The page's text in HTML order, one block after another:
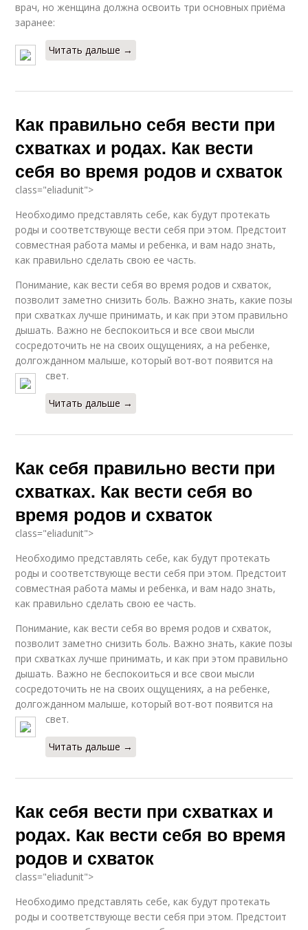
врач, но женщина должна освоить три основных приёма
заранее:
Читать дальше →
Как правильно себя вести при
схватках и родах. Как вести
себя во время родов и схваток
class="eliadunit">
Необходимо представлять себе, как будут протекать
роды и соответствующе вести себя при этом. Предстоит
совместная работа мамы и ребенка, и вам надо знать,
как правильно сделать свою ее часть.
Понимание, как вести себя во время родов и схваток,
позволит заметно снизить боль. Важно знать, какие позы
при схватках лучше принимать, и как при этом правильно
дышать. Важно не беспокоиться и все свои мысли
сосредоточить не на своих ощущениях, а на ребенке,
долгожданном малыше, который вот-вот появится на
свет.
Читать дальше →
Как себя правильно вести при
схватках. Как вести себя во
время родов и схваток
class="eliadunit">
Необходимо представлять себе, как будут протекать
роды и соответствующе вести себя при этом. Предстоит
совместная работа мамы и ребенка, и вам надо знать,
как правильно сделать свою ее часть.
Понимание, как вести себя во время родов и схваток,
позволит заметно снизить боль. Важно знать, какие позы
при схватках лучше принимать, и как при этом правильно
дышать. Важно не беспокоиться и все свои мысли
сосредоточить не на своих ощущениях, а на ребенке,
долгожданном малыше, который вот-вот появится на
свет.
Читать дальше →
Как себя вести при схватках и
родах. Как вести себя во время
родов и схваток
class="eliadunit">
Необходимо представлять себе, как будут протекать
роды и соответствующе вести себя при этом. Предстоит